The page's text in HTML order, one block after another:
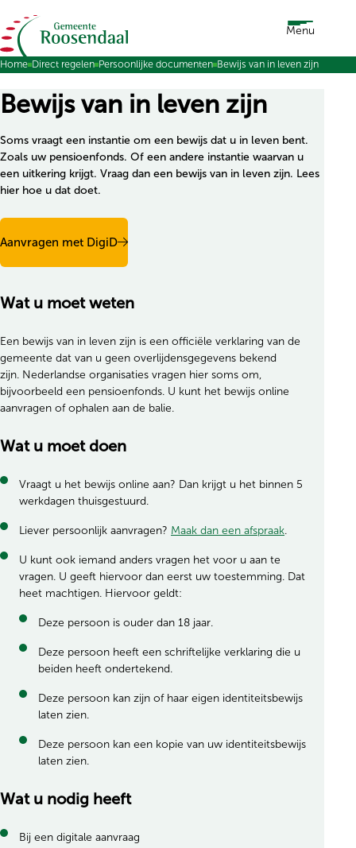
Ga naar de inhoud Menu
Home Direct regelen Persoonlijke documenten Bewijs van in leven zijn
Bewijs van in leven zijn
Soms vraagt een instantie om een bewijs dat u in leven bent.
Zoals uw pensioenfonds. Of een andere instantie waarvan u
een uitkering krijgt. Vraag dan een bewijs van in leven zijn. Lees
hier hoe u dat doet.
Aanvragen met DigiD
Wat u moet weten
Een bewijs van in leven zijn is een officiële verklaring van de
gemeente dat van u geen overlijdensgegevens bekend
zijn. Nederlandse organisaties vragen hier soms om,
bijvoorbeeld een pensioenfonds. U kunt het bewijs online
aanvragen of ophalen aan de balie.
Wat u moet doen
Vraagt u het bewijs online aan? Dan krijgt u het binnen 5
werkdagen thuisgestuurd.
Liever persoonlijk aanvragen? Maak dan een afspraak
U kunt ook iemand anders vragen het voor u aan te
vragen. U geeft hiervoor dan eerst uw toestemming. Dat
heet machtigen. Hiervoor geldt:
Deze persoon is ouder dan 18 jaar.
Deze persoon heeft een schriftelijke verklaring die u
beiden heeft ondertekend.
Deze persoon kan zijn of haar eigen identiteitsbewijs
laten zien.
Deze persoon kan een kopie van uw identiteitsbewijs
laten zien.
Wat u nodig heeft
Bij een digitale aanvraag